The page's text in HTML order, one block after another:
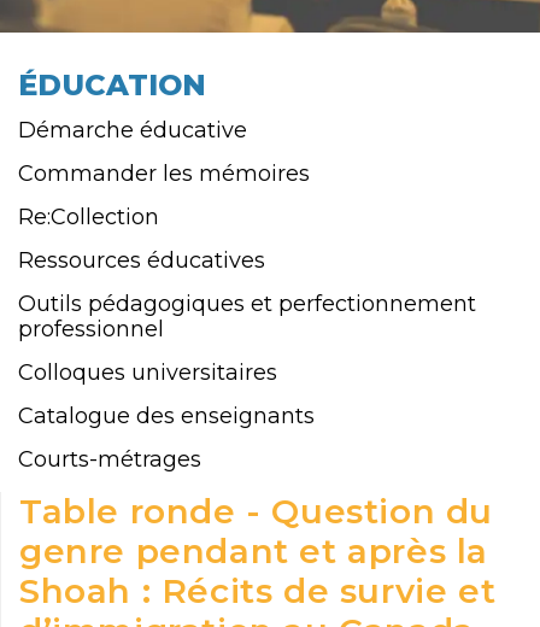
ÉDUCATION
Démarche éducative
Commander les mémoires
Re:Collection
Ressources éducatives
Outils pédagogiques et perfectionnement
professionnel
Colloques universitaires
Catalogue des enseignants
Courts-métrages
Table ronde - Question du
genre pendant et après la
Shoah : Récits de survie et